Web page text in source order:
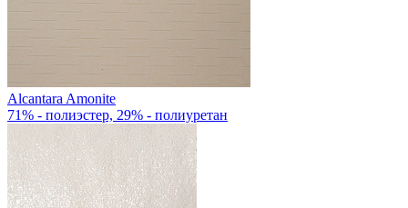
Alcantara Amonite
71% - полиэстер, 29% - полиуретан